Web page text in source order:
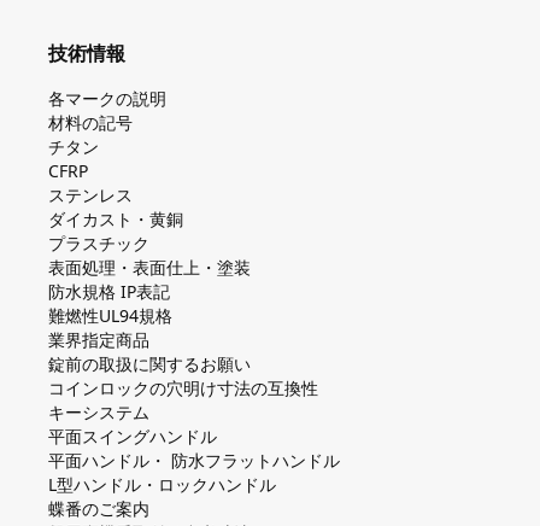
技術情報
各マークの説明
材料の記号
チタン
CFRP
ステンレス
ダイカスト・⻩銅
プラスチック
表面処理・表面仕上・塗装
防⽔規格 IP表記
難燃性UL94規格
業界指定商品
錠前の取扱に関するお願い
コインロックの⽳明け⼨法の互換性
キーシステム
平⾯スイングハンドル
平⾯ハンドル・ 防⽔フラットハンドル
L型ハンドル・ロックハンドル
蝶番のご案内